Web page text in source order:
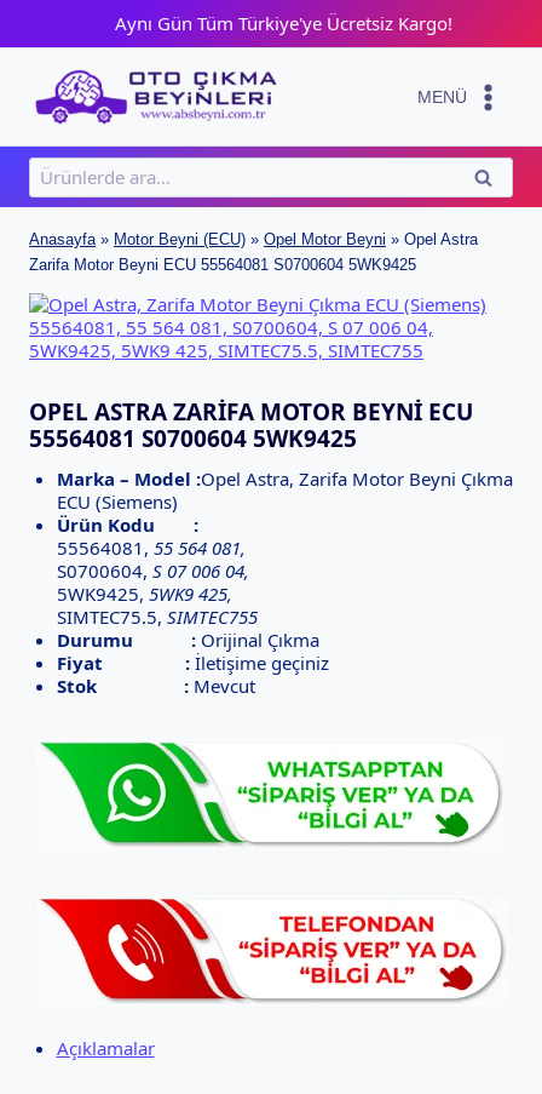
content
Aynı Gün Tüm Türkiye'ye Ücretsiz Kargo!
MENÜ
Ara:
ARA
Anasayfa» Motor Beyni (ECU) » Opel Motor Beyni » Opel Astra
Zarifa Motor Beyni ECU 55564081 S0700604 5WK9425
OPEL ASTRA ZARIFA MOTOR BEYNI ECU
55564081 S0700604 5WK9425
Marka – Model :Opel Astra, Zarifa Motor Beyni Çıkma
ECU (Siemens)
Ürün Kodu :
55564081, 55 564 081,
S0700604, S 07 006 04,
5WK9425, 5WK9 425,
SIMTEC75.5, SIMTEC755
Durumu :Orijinal Çıkma
Fiyat :İletişime geçiniz
Stok :Mevcut
Açıklamalar